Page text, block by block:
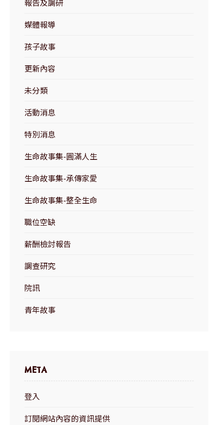
媒體報導
孩子故事
更新內容
未分類
活動消息
特別消息
生命故事集-圓滿人生
生命故事集-承傳家愛
生命故事集-整全生命
職位空缺
薪酬檢討報告
調查研究
院訊
青年故事
META
登入
訂閱網站內容的資訊提供